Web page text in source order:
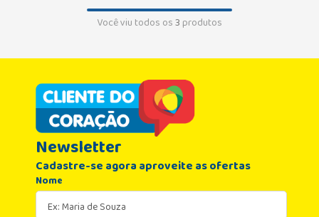
Você viu todos os3produtos
Newsletter
Cadastre-se agora aproveite as ofertas
Nome